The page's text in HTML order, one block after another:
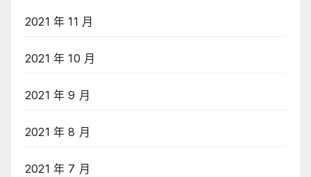
2021 年 11 月
2021 年 10 月
2021 年 9 月
2021 年 8 月
2021 年 7 月